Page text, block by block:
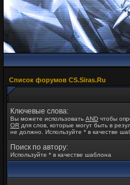
Список форумов CS.Siras.Ru
Ключевые слова:
Вы можете использовать AND чтобы
OR для слов, которые могут быть в
не должно. Используйте * в качестве
Поиск по автору:
Используйте * в качестве шаблона